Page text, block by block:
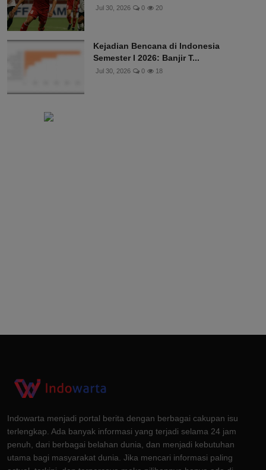
Jul 30, 2026 0 20
Kejadian Bencana di Indonesia
Semester I 2026: Banjir T...
Jul 30, 2026 0 18
Indowarta menjadi portal berita dengan berbagai cakupan isu
terlengkap. Ada banyak informasi yang terjadi selama 24 jam
penuh, dari berbagai belahan dunia, dan menjadi kebutuhan
utama bagi masyarakat dunia. Jika mencari informasi paling